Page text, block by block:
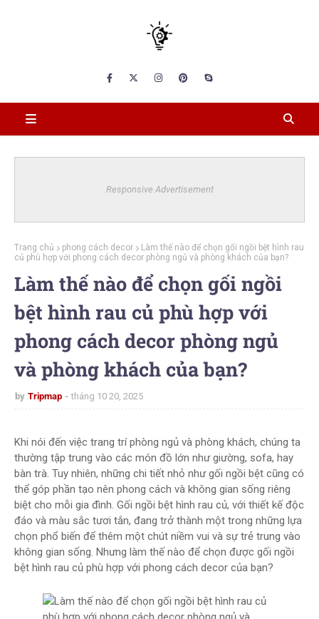
Responsive Advertisement
Trang chủ phong cách decor
Làm thế nào để chọn gối ngồi bệt hình rau
củ phù hợp với phong cách decor phòng ngủ và phòng khách của bạn?
Làm thế nào để chọn gối ngồi
bệt hình rau củ phù hợp với
phong cách decor phòng ngủ
và phòng khách của bạn?
by Tripmap tháng 10 20, 2025
Khi nói đến việc trang trí phòng ngủ và phòng khách, chúng ta
thường tập trung vào các món đồ lớn như giường, sofa, hay
bàn trà. Tuy nhiên, những chi tiết nhỏ như gối ngồi bệt cũng có
thể góp phần tạo nên phong cách và không gian sống riêng
biệt cho mỗi gia đình. Gối ngồi bệt hình rau củ, với thiết kế độc
đáo và màu sắc tươi tắn, đang trở thành một trong những lựa
chọn phổ biến để thêm một chút niềm vui và sự trẻ trung vào
không gian sống. Nhưng làm thế nào để chọn được gối ngồi
bệt hình rau củ phù hợp với phong cách decor của bạn?